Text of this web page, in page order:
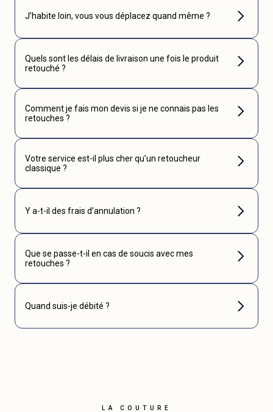
J’habite loin, vous vous déplacez quand même ?
Quels sont les délais de livraison une fois le produit
retouché ?
Comment je fais mon devis si je ne connais pas les
retouches ?
Votre service est-il plus cher qu’un retoucheur
classique ?
Y a-t-il des frais d’annulation ?
Que se passe-t-il en cas de soucis avec mes
retouches ?
Quand suis-je débité ?
LA COUTURE